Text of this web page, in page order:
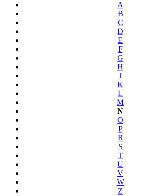
A
B
C
D
E
F
G
H
J
K
L
M
N
O
P
R
S
T
U
V
W
Z